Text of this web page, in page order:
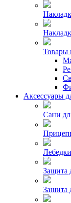
Товары
Аксессуары
Сани
Защита
Защита